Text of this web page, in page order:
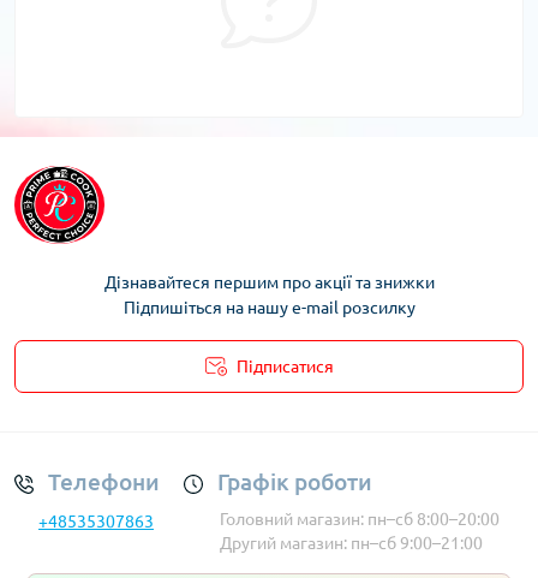
Дізнавайтеся першим про акції та знижки
Підпишіться на нашу e-mail розсилку
Підписатися
Телефони
+48535307863
Графік роботи
Головний магазин: пн–сб 8:00–20:00
Другий магазин: пн–сб 9:00–21:00